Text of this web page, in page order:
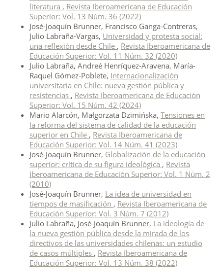
literatura , Revista Iberoamericana de Educación
Superior: Vol. 13 Núm. 36 (2022)
José-Joaquín Brunner, Francisco Ganga-Contreras,
Julio Labraña-Vargas, Universidad y protesta social:
una reflexión desde Chile , Revista Iberoamericana de
Educación Superior: Vol. 11 Núm. 32 (2020)
Julio Labraña, Andreé Henríquez-Aravena, María-
Raquel Gómez-Poblete, Internacionalización
universitaria en Chile: nueva gestión pública y
resistencias , Revista Iberoamericana de Educación
Superior: Vol. 15 Núm. 42 (2024)
Mario Alarcón, Małgorzata Dzimińska, Tensiones en
la reforma del sistema de calidad de la educación
superior en Chile , Revista Iberoamericana de
Educación Superior: Vol. 14 Núm. 41 (2023)
José-Joaquín Brunner, Globalización de la educación
superior: crítica de su figura ideológica , Revista
Iberoamericana de Educación Superior: Vol. 1 Núm. 2
(2010)
José-Joaquín Brunner, La idea de universidad en
tiempos de masificación , Revista Iberoamericana de
Educación Superior: Vol. 3 Núm. 7 (2012)
Julio Labraña, José-Joaquín Brunner, La ideología de
la nueva gestión pública desde la mirada de los
directivos de las universidades chilenas: un estudio
de casos múltiples , Revista Iberoamericana de
Educación Superior: Vol. 13 Núm. 38 (2022)